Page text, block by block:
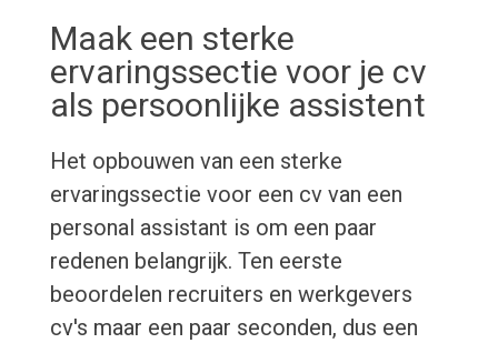
Maak een sterke
ervaringssectie voor je cv
als persoonlijke assistent
Het opbouwen van een sterke
ervaringssectie voor een cv van een
personal assistant is om een paar
redenen belangrijk. Ten eerste
beoordelen recruiters en werkgevers
cv's maar een paar seconden, dus een